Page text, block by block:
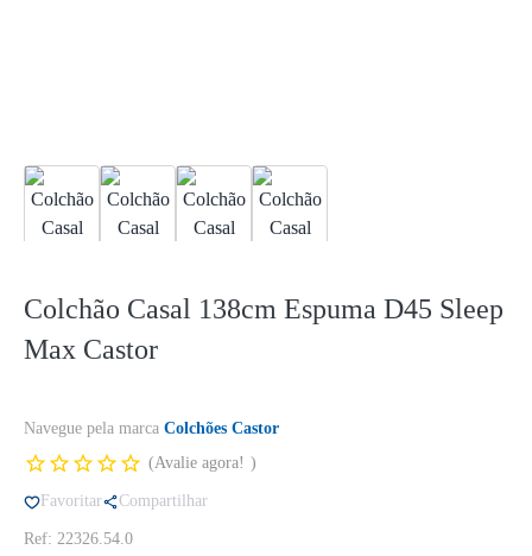
Colchão Casal 138cm Espuma D45 Sleep
Max Castor
Navegue pela marca Colchões Castor
Avalie agora!
Favoritar Compartilhar
Ref: 22326.54.0